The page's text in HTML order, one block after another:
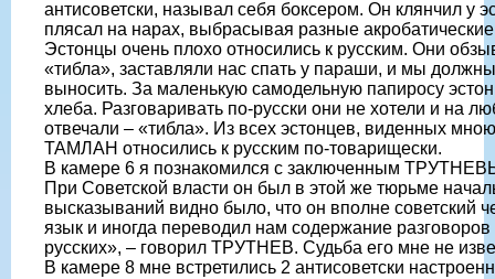
антисоветски, называл себя боксером. Он клянчил у
плясал на нарах, выбрасывая разные
Эстонцы очень плохо относились к русским. Они
«тибла», заставляли нас спать у параши, и мы
выносить. За маленькую самодельную папиросу
хлеба. Разговаривать по-русски они не хотели и на
отвечали – «тибла». Из всех эстонцев, виденных
ТАМЛАН относились к русским по-товарищески.
В камере 6 я познакомился с заключенным
При Советской власти он был в этой же тюрьме
высказываний видно было, что он вполне советский
язык и иногда переводил нам содержание
русских», – говорил ТРУТНЕВ. Судьба его мне не
В камере 8 мне встретились 2 антисоветски